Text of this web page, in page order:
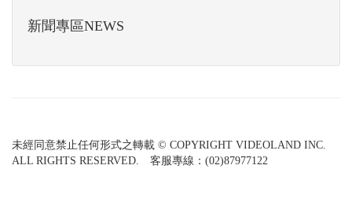
新聞專區NEWS
未經同意禁止任何形式之轉載 © COPYRIGHT VIDEOLAND INC.
ALL RIGHTS RESERVED. 客服專線：(02)87977122